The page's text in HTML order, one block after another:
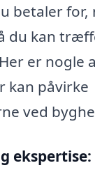
betaler
du kan
er nogle
kan påvirke
ved
ekspertise: